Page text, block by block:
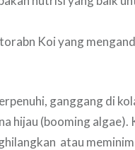
Koi yang
ganggang di
hijau (booming algae).
atau